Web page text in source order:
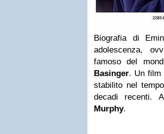
Biografia di
adolescenza,
famoso del
Basinger. Un film
stabilito nel
decadi recenti.
Murphy.